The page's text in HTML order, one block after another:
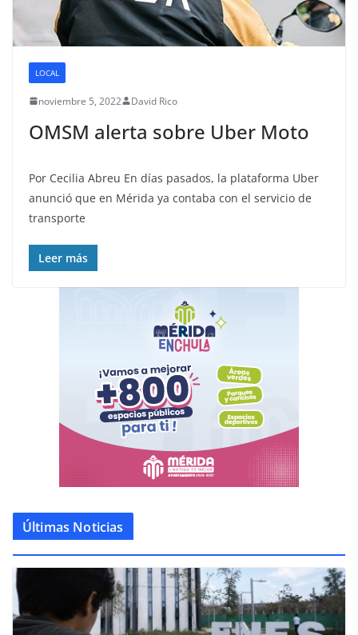
LOCAL
noviembre 5, 2022 David Rico
OMSM alerta sobre Uber Moto
Por Cecilia Abreu En días pasados, la plataforma Uber
anunció que en Mérida ya contaba con el servicio de
transporte
Leer más
Últimas Noticias